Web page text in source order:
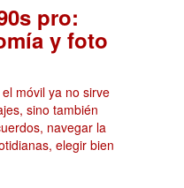
pro:
y foto
móvil ya no sirve
sino también
navegar la
elegir bien